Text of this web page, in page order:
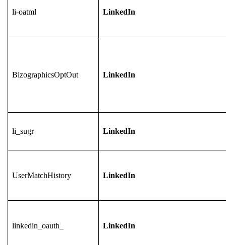
li-oatml LinkedIn
BizographicsOptOut LinkedIn
li_sugr LinkedIn
UserMatchHistory LinkedIn
linkedin_oauth_ LinkedIn